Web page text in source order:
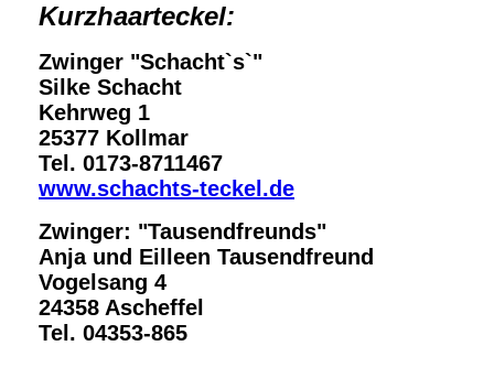
Kurzhaarteckel:
Zwinger "Schacht`s`"
Silke Schacht
Kehrweg 1
25377 Kollmar
Tel. 0173-8711467
www.schachts-teckel.de
Zwinger: "Tausendfreunds"
Anja und Eilleen Tausendfreund
Vogelsang 4
24358 Ascheffel
Tel. 04353-865